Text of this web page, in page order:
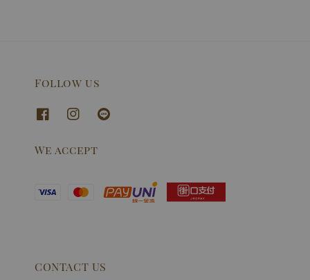
Follow us
We accept
CONTACT US